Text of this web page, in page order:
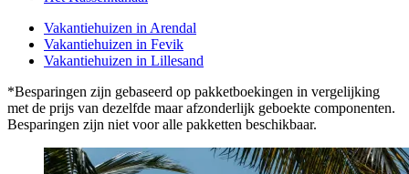
Vakantiehuizen in Arendal
Vakantiehuizen in Fevik
Vakantiehuizen in Lillesand
*Besparingen zijn gebaseerd op pakketboekingen in vergelijking
met de prijs van dezelfde maar afzonderlijk geboekte componenten.
Besparingen zijn niet voor alle pakketten beschikbaar.